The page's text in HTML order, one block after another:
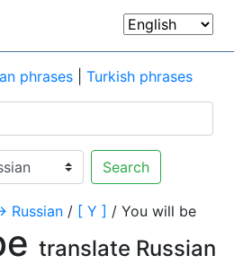
phrases Turkish phrases
Search
Russian / [ Y ] / You will be
translate Russian